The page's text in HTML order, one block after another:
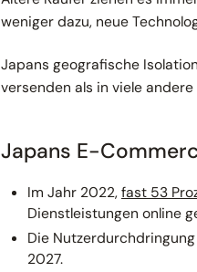
weniger dazu, neue
Japans geografische
versenden als in viele andere
Japans E-
Im Jahr 2022,fast 53
Dienstleistungen online
Die
2027.